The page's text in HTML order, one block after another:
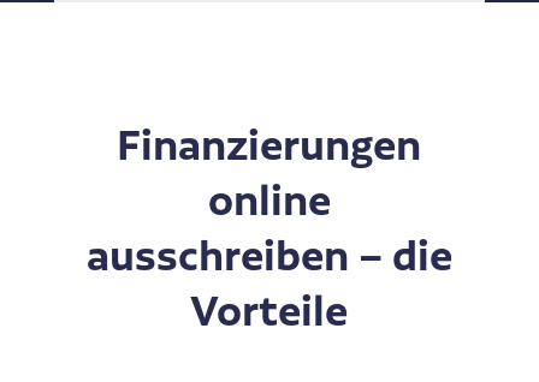
Regionale Experten
Kontakt aufnehmen
Redaktionelle Anfragen
Dr. Klein Wowi Business Lunch
WOWIPORT: Einfach zu lernen, einfach zu bedienen
Alle Veranstaltungen anzeigen
Finanzierungen
online
ausschreiben – die
Vorteile